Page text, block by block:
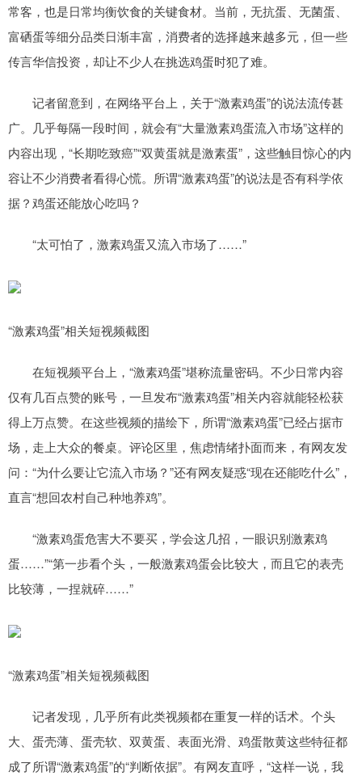
常客，也是日常均衡饮食的关键食材。当前，无抗蛋、无菌蛋、
富硒蛋等细分品类日渐丰富，消费者的选择越来越多元，但一些
传言华信投资，却让不少人在挑选鸡蛋时犯了难。
记者留意到，在网络平台上，关于“激素鸡蛋”的说法流传甚
广。几乎每隔一段时间，就会有“大量激素鸡蛋流入市场”这样的
内容出现，“长期吃致癌”“双黄蛋就是激素蛋”，这些触目惊心的内
容让不少消费者看得心慌。所谓“激素鸡蛋”的说法是否有科学依
据？鸡蛋还能放心吃吗？
“太可怕了，激素鸡蛋又流入市场了……”
“激素鸡蛋”相关短视频截图
在短视频平台上，“激素鸡蛋”堪称流量密码。不少日常内容
仅有几百点赞的账号，一旦发布“激素鸡蛋”相关内容就能轻松获
得上万点赞。在这些视频的描绘下，所谓“激素鸡蛋”已经占据市
场，走上大众的餐桌。评论区里，焦虑情绪扑面而来，有网友发
问：“为什么要让它流入市场？”还有网友疑惑“现在还能吃什么”，
直言“想回农村自己种地养鸡”。
“激素鸡蛋危害大不要买，学会这几招，一眼识别激素鸡
蛋……”“第一步看个头，一般激素鸡蛋会比较大，而且它的表壳
比较薄，一捏就碎……”
“激素鸡蛋”相关短视频截图
记者发现，几乎所有此类视频都在重复一样的话术。个头
大、蛋壳薄、蛋壳软、双黄蛋、表面光滑、鸡蛋散黄这些特征都
成了所谓“激素鸡蛋”的“判断依据”。有网友直呼，“这样一说，我